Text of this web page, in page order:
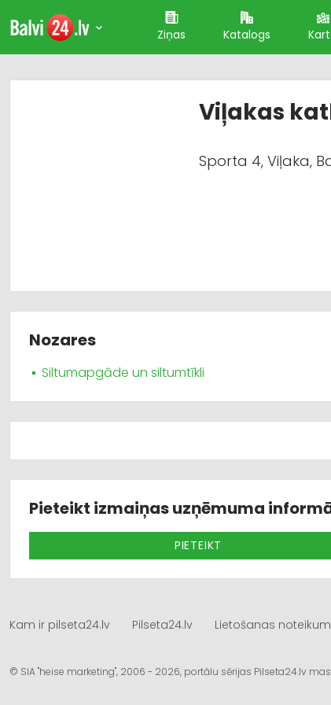
Ziņas Katalogs
Viļakas
Sporta 4, Viļaka,
Nozares
Siltumapgāde un siltumtīkli
Pieteikt izmaiņas uzņēmuma
PIETEIKT
Kam ir pilseta24.lv Pilseta24.lv Lietošanas
© SIA "heise marketing", 2006 - 2026, portālu sērijas Pilseta24.lv